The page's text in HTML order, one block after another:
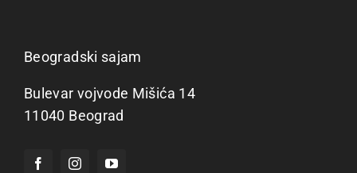
Beogradski sajam
Bulevar vojvode Mišića 14
11040 Beograd